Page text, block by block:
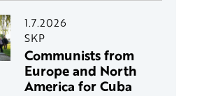
1.7.2026
SKP
Communists from
Europe and North
America for Cuba